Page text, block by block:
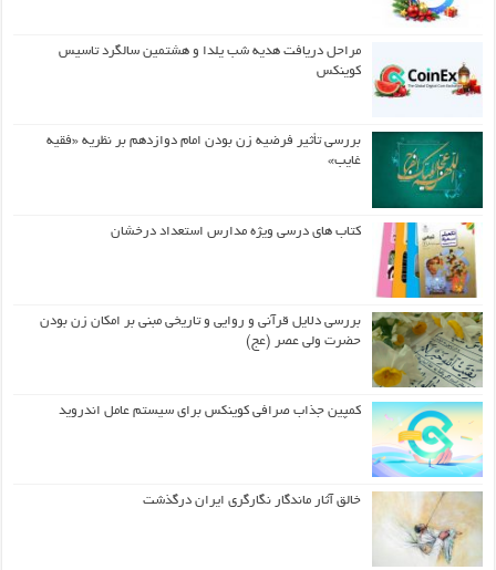
مراحل دریافت هدیه شب یلدا و هشتمین سالگرد تاسیس
کوینکس
بررسی تأثیر فرضیه زن بودن امام دوازدهم بر نظریه «فقیه
غایب»
کتاب های درسی ویژه مدارس استعداد درخشان
بررسی دلایل قرآنی و روایی و تاریخی مبنی بر امکان زن بودن
حضرت ولی عصر (عج)
کمپین جذاب صرافی کوینکس برای سیستم عامل اندروید
خالق آثار ماندگار نگارگری ایران درگذشت